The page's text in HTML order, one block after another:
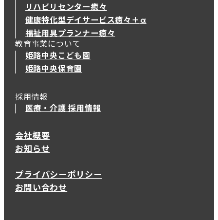
リハビリセンター癒々
健康特化型デイサービス癒々＋ α
健康特化型デイサービス癒々＋
福祉用具プランナー癒々
教育事業について
姫路中央こども園
姫路中央保育園
採用情報
医療・介護 採用情報
会社概要
お知らせ
プライバシーポリシー
お問い合わせ